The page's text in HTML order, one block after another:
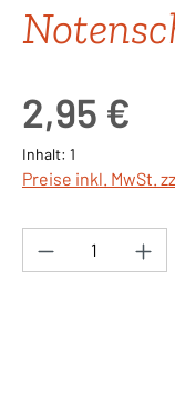
2,95 €
Inhalt: 1
Preise inkl. MwSt.
Produkt